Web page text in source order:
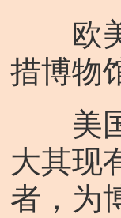
欧美
措博物
美国
大其现
者，为